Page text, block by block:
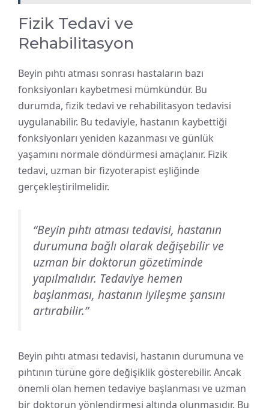
Fizik Tedavi ve
Rehabilitasyon
Beyin pıhtı atması sonrası hastaların bazı
fonksiyonları kaybetmesi mümkündür. Bu
durumda, fizik tedavi ve rehabilitasyon tedavisi
uygulanabilir. Bu tedaviyle, hastanın kaybettiği
fonksiyonları yeniden kazanması ve günlük
yaşamını normale döndürmesi amaçlanır. Fizik
tedavi, uzman bir fizyoterapist eşliğinde
gerçekleştirilmelidir.
“Beyin pıhtı atması tedavisi, hastanın
durumuna bağlı olarak değişebilir ve
uzman bir doktorun gözetiminde
yapılmalıdır. Tedaviye hemen
başlanması, hastanın iyileşme şansını
artırabilir.”
Beyin pıhtı atması tedavisi, hastanın durumuna ve
pıhtının türüne göre değişiklik gösterebilir. Ancak
önemli olan hemen tedaviye başlanması ve uzman
bir doktorun yönlendirmesi altında olunmasıdır. Bu